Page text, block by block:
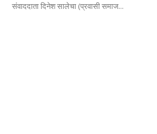
संवाददाता दिनेश सालेचा (प्रवासी समाज...